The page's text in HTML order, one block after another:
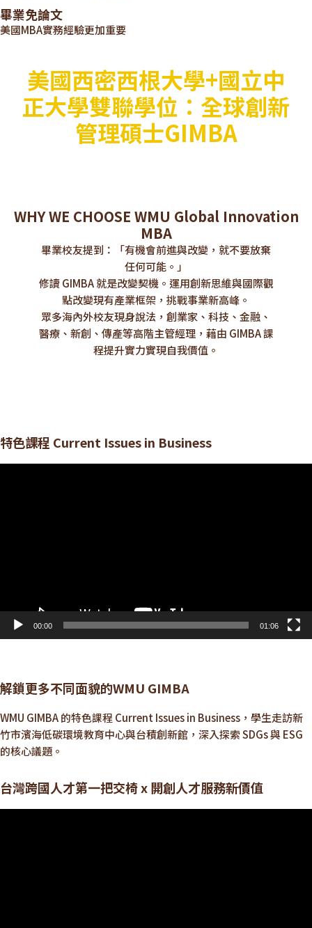
畢業免論文
美國MBA實務經驗更加重要
美國西密西根大學+國立中
正大學雙聯學位：全球創新
管理碩士GIMBA
WHY WE CHOOSE WMU Global Innovation
MBA
畢業校友提到：「有機會前進與改變，就不要放棄
任何可能。」
修讀 GIMBA 就是改變契機。運用創新思維與國際觀
點改變現有產業框架，挑戰事業新高峰。
眾多海內外校友現身說法，創業家、科技、金融、
醫療、新創、傳產等高階主管經理，藉由 GIMBA 課
程提升實力實現自我價值。
特色課程 Current Issues in Business
00:00 01:06
解鎖更多不同面貌的WMU GIMBA
WMU GIMBA 的特色課程 Current Issues in Business，學生走訪新
竹市濱海低碳環境教育中心與台積創新館，深入探索 SDGs 與 ESG
的核心議題。
台灣跨國人才第一把交椅 x 開創人才服務新價值